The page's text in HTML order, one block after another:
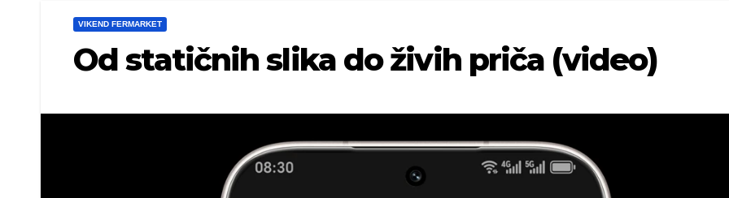
VIKEND FERMARKET
Od statičnih slika do živih priča (video)